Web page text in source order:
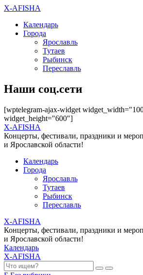
X-AFISHA
Календарь
Города
Ярославль
Тутаев
Рыбинск
Переславль
Наши соц.сети
[wptelegram-ajax-widget
widget_height="600"]
X-AFISHA
Концерты, фестивали, праздники и
и Ярославской области!
Календарь
Города
Ярославль
Тутаев
Рыбинск
Переславль
X-AFISHA
Концерты, фестивали, праздники и
и Ярославской области!
Календарь
X-AFISHA